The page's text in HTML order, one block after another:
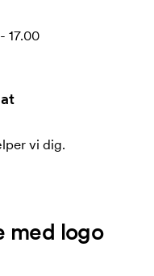
17.00
vi dig.
med logo